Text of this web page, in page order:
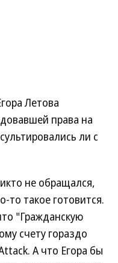
Летова
права на
ли с
не обращался,
то такое готовится.
"Гражданскую
счету гораздо
А что Егора бы